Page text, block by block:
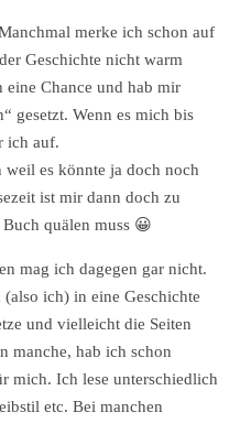
merke ich schon auf
Geschichte nicht warm
eine Chance und hab mir
gesetzt. Wenn es mich bis
ich auf.
weil es könnte ja doch noch
ist mir dann doch zu
quälen muss 😀
mag ich dagegen gar nicht.
ich) in eine Geschichte
und vielleicht die Seiten
manche, hab ich schon
mich. Ich lese unterschiedlich
etc. Bei manchen